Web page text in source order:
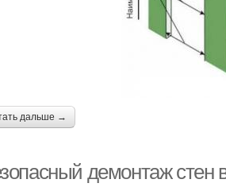
дальше →
демонтаж стен